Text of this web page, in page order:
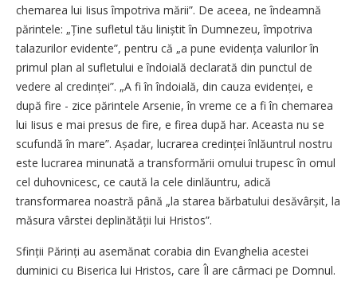
chemarea lui Iisus împotriva mării”. De aceea, ne îndeamnă
părintele: „Ține sufletul tău liniștit în Dumnezeu, împotriva
talazurilor evidente”, pentru că „a pune eviden­ța valurilor în
primul plan al sufletului e îndoială declarată din punctul de
vedere al credinței”. „A fi în îndoială, din cauza evi­denței, e
după fire - zice părintele Arsenie, în vreme ce a fi în chemarea
lui Iisus e mai presus de fire, e firea după har. Aceasta nu se
scufundă în mare”. Așadar, lucrarea cre­dinței înlăuntrul nostru
este lucrarea minunată a transformării omului trupesc în omul
cel duhovnicesc, ce caută la cele dinlăuntru, adică
transformarea noastră până „la starea bărbatului desăvârșit, la
măsura vârstei deplinătății lui Hristos”.
Sfinții Părinți au asemănat corabia din Evanghelia acestei
duminici cu Biserica lui Hristos, care Îl are cârmaci pe Domnul.